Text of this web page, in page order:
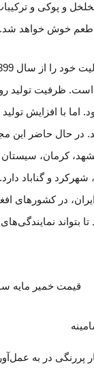
و پوکی و
طعم خوش خواهد شد.
ظرفیت تولید
بود. اما با افزایش
در حال حاضر این
کرمان، سیستان
در کشورهای
بتواند
پررنگی در به